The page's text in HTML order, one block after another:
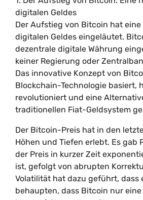
digitalen Geldes
Der Aufstieg von Bitcoin hat eine
digitalen Geldes eingeläutet.
dezentrale digitale Währung
keiner Regierung oder
Das innovative Konzept von
Blockchain-Technologie basiert,
revolutioniert und eine
traditionellen Fiat-Geldsystem
Der Bitcoin-Preis hat in den
Höhen und Tiefen erlebt. Es gab
der Preis in kurzer Zeit
ist, gefolgt von abrupten
Volatilität hat dazu geführt, dass
behaupten, dass Bitcoin nur